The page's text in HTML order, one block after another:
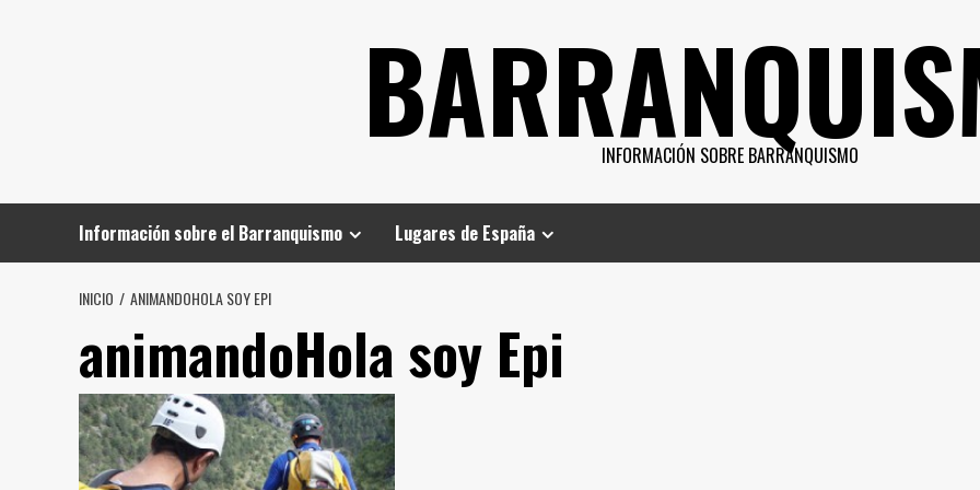
INFORMACIÓN SOBRE BARRANQUISMO
Información sobre el Barranquismo Lugares de España
INICIO ANIMANDOHOLA SOY EPI
animandoHola soy Epi